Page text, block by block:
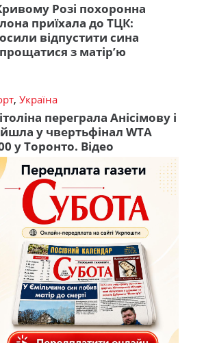
Розі похоронна
приїхала до ТЦК:
відпустити сина
з матір’ю
, Україна
переграла Анісімову і
у чвертьфінал WTA
у Торонто. Відео